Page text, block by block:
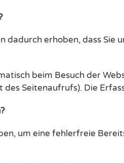
dadurch erhoben, dass Sie
beim Besuch der
Seitenaufrufs). Die
um eine fehlerfreie